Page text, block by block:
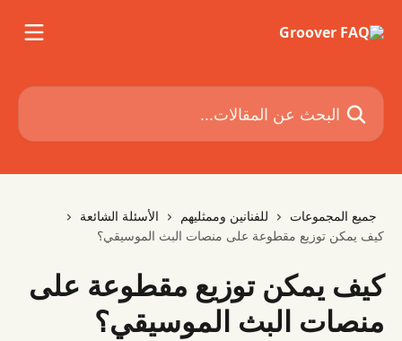
البحث عن المقالات...
جميع المجموعات للفنانين وممثليهم
الأسئلة الشائعة
كيف يمكن توزيع مقطوعة على منصات البث الموسيقي؟
كيف يمكن توزيع مقطوعة على
منصات البث الموسيقي؟